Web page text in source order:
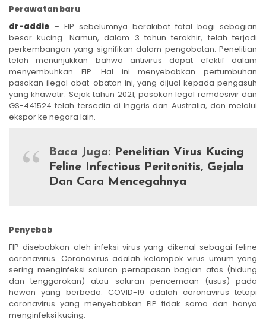
Perawatan baru
dr-addie – FIP sebelumnya berakibat fatal bagi sebagian
besar kucing. Namun, dalam 3 tahun terakhir, telah terjadi
perkembangan yang signifikan dalam pengobatan. Penelitian
telah menunjukkan bahwa antivirus dapat efektif dalam
menyembuhkan FIP. Hal ini menyebabkan pertumbuhan
pasokan ilegal obat-obatan ini, yang dijual kepada pengasuh
yang khawatir. Sejak tahun 2021, pasokan legal remdesivir dan
GS-441524 telah tersedia di Inggris dan Australia, dan melalui
ekspor ke negara lain.
Baca Juga: Penelitian Virus Kucing
Feline Infectious Peritonitis, Gejala
Dan Cara Mencegahnya
Penyebab
FIP disebabkan oleh infeksi virus yang dikenal sebagai feline
coronavirus. Coronavirus adalah kelompok virus umum yang
sering menginfeksi saluran pernapasan bagian atas (hidung
dan tenggorokan) atau saluran pencernaan (usus) pada
hewan yang berbeda. COVID-19 adalah coronavirus tetapi
coronavirus yang menyebabkan FIP tidak sama dan hanya
menginfeksi kucing.